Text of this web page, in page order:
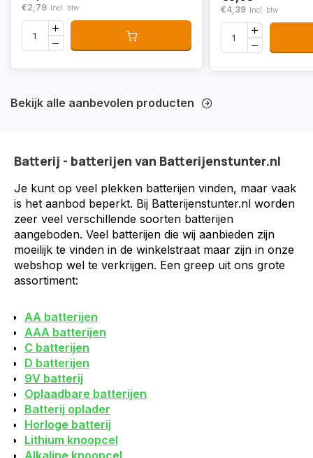
€2,79 Incl. btw €4,39 Incl. btw
Bekijk alle aanbevolen producten
Batterij - batterijen van Batterijenstunter.nl
Je kunt op veel plekken batterijen vinden, maar vaak
is het aanbod beperkt. Bij Batterijenstunter.nl worden
zeer veel verschillende soorten batterijen
aangeboden. Veel batterijen die wij aanbieden zijn
moeilijk te vinden in de winkelstraat maar zijn in onze
webshop wel te verkrijgen. Een greep uit ons grote
assortiment:
AA batterijen
AAA batterijen
C batterijen
D batterijen
9V batterij
Oplaadbare batterijen
Batterij oplader
Horloge batterij
Lithium knoopcel
Alkaline knoopcel